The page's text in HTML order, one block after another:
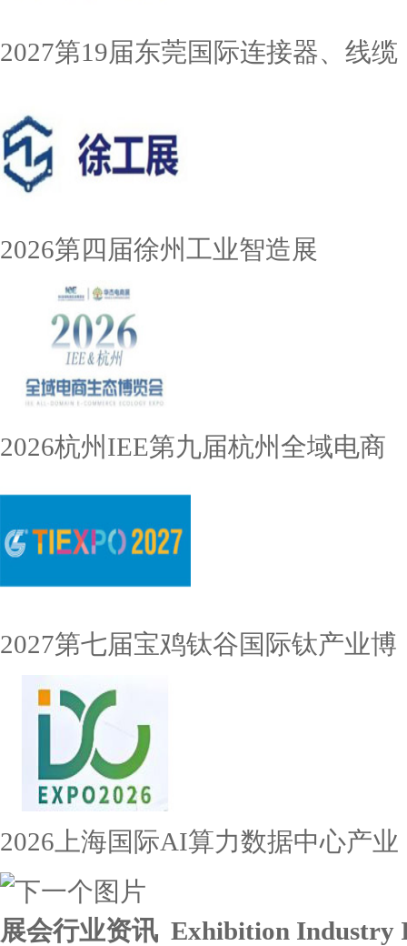
2027第19届东莞国际连接器、线缆
2026第四届徐州工业智造展
2026杭州IEE第九届杭州全域电商
2027第七届宝鸡钛谷国际钛产业博
2026上海国际AI算力数据中心产业
展会行业资讯 Exhibition Industry